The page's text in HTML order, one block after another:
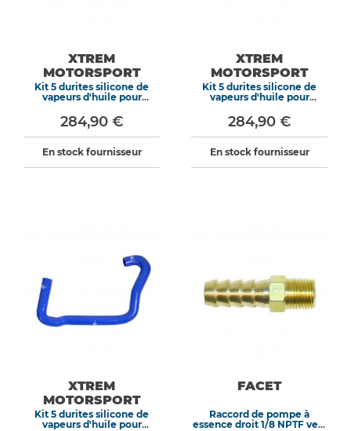
XTREM
MOTORSPORT
Kit 5 durites silicone de
vapeurs d'huile pour
Rouge
284,90 €
En stock fournisseur
XTREM
MOTORSPORT
Kit 5 durites silicone de
vapeurs d'huile pour
Noir
284,90 €
En stock fournisseur
XTREM
MOTORSPORT
Kit 5 durites silicone de
vapeurs d'huile pour
FACET
Raccord de pompe à
essence droit 1/8 NPTF vers